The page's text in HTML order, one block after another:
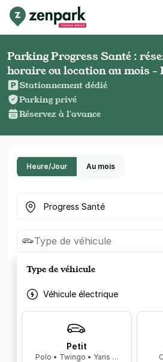
Parking Progress Santé :
horaire ou location au mois -
Stationnement dédié
Parking privé
Réservez à l'avance
Heure/Jour Au mois
Où cherchez-vous un parking ?
Type de véhicule
Type de véhicule
Véhicule électrique
Petit
Polo • Twingo • Yaris …